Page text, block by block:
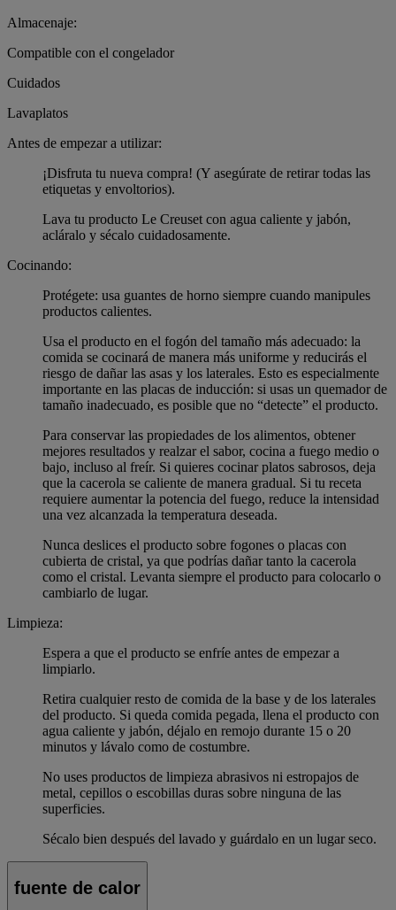
Almacenaje:
Compatible con el congelador
Cuidados
Lavaplatos
Antes de empezar a utilizar:
¡Disfruta tu nueva compra! (Y asegúrate de retirar todas las
etiquetas y envoltorios).
Lava tu producto Le Creuset con agua caliente y jabón,
acláralo y sécalo cuidadosamente.
Cocinando:
Protégete: usa guantes de horno siempre cuando manipules
productos calientes.
Usa el producto en el fogón del tamaño más adecuado: la
comida se cocinará de manera más uniforme y reducirás el
riesgo de dañar las asas y los laterales. Esto es especialmente
importante en las placas de inducción: si usas un quemador de
tamaño inadecuado, es posible que no “detecte” el producto.
Para conservar las propiedades de los alimentos, obtener
mejores resultados y realzar el sabor, cocina a fuego medio o
bajo, incluso al freír. Si quieres cocinar platos sabrosos, deja
que la cacerola se caliente de manera gradual. Si tu receta
requiere aumentar la potencia del fuego, reduce la intensidad
una vez alcanzada la temperatura deseada.
Nunca deslices el producto sobre fogones o placas con
cubierta de cristal, ya que podrías dañar tanto la cacerola
como el cristal. Levanta siempre el producto para colocarlo o
cambiarlo de lugar.
Limpieza:
Espera a que el producto se enfríe antes de empezar a
limpiarlo.
Retira cualquier resto de comida de la base y de los laterales
del producto. Si queda comida pegada, llena el producto con
agua caliente y jabón, déjalo en remojo durante 15 o 20
minutos y lávalo como de costumbre.
No uses productos de limpieza abrasivos ni estropajos de
metal, cepillos o escobillas duras sobre ninguna de las
superficies.
Sécalo bien después del lavado y guárdalo en un lugar seco.
fuente de calor